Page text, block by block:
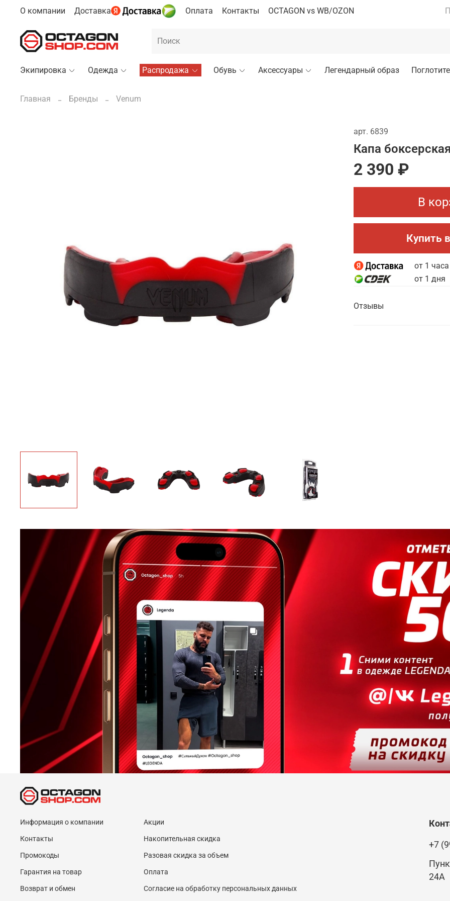
О компании Доставка Оплата Контакты OCTAGON vs WB/OZON
Экипировка Одежда Распродажа Обувь Аксессуары Легендарный образ
Главная Бренды Venum
арт. 6839
Капа
2 390 ₽
В
Купить
от 1 часа
от 1 дня
Отзывы
Информация о компании
Контакты
Промокоды
Гарантия на товар
Возврат и обмен
Акции
Накопительная скидка
Разовая скидка за объем
Оплата
Согласие на обработку персональных данных
+7
24А